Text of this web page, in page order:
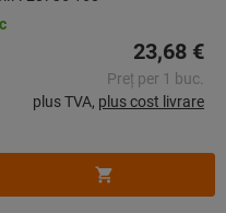
23,68 €
Preț per 1 buc.
plus TVA, plus cost livrare